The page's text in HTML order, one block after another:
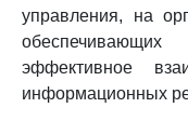
управления, на
эффективное
информационных